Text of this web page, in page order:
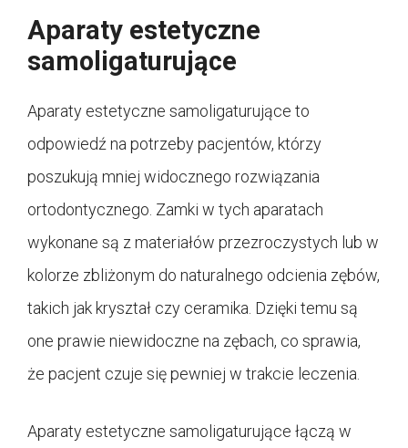
Aparaty estetyczne
samoligaturujące
Aparaty estetyczne samoligaturujące to
odpowiedź na potrzeby pacjentów, którzy
poszukują mniej widocznego rozwiązania
ortodontycznego. Zamki w tych aparatach
wykonane są z materiałów przezroczystych lub w
kolorze zbliżonym do naturalnego odcienia zębów,
takich jak kryształ czy ceramika. Dzięki temu są
one prawie niewidoczne na zębach, co sprawia,
że pacjent czuje się pewniej w trakcie leczenia.
Aparaty estetyczne samoligaturujące łączą w